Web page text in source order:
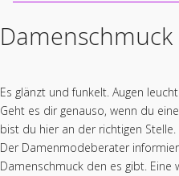
Es glänzt und funkelt. Augen
Geht es dir genauso, wenn du
bist du hier an der richtigen Stelle.
Der Damenmodeberater
Damenschmuck den es gibt.